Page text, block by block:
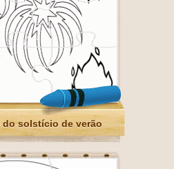
do solstício de verão